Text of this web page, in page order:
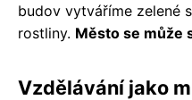
budov vytváříme zelené
rostliny. Město se může
Vzdělávání jako